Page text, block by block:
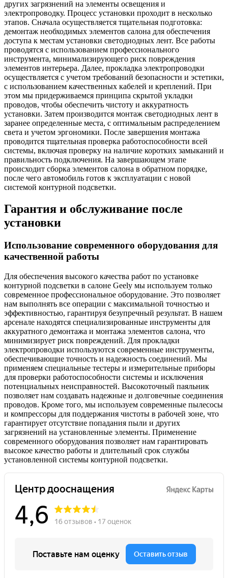
других загрязнений на элементы освещения и
электропроводку. Процесс установки проходит в несколько
этапов. Сначала осуществляется тщательная подготовка:
демонтаж необходимых элементов салона для обеспечения
доступа к местам установки светодиодных лент. Все работы
проводятся с использованием профессионального
инструмента, минимализирующего риск повреждения
элементов интерьера. Далее, прокладка электропроводки
осуществляется с учетом требований безопасности и эстетики,
с использованием качественных кабелей и креплений. При
этом мы придерживаемся принципа скрытой укладки
проводов, чтобы обеспечить чистоту и аккуратность
установки. Затем производится монтаж светодиодных лент в
заранее определенные места, с оптимальным распределением
света и учетом эргономики. После завершения монтажа
проводится тщательная проверка работоспособности всей
системы, включая проверку на наличие коротких замыканий и
правильность подключения. На завершающем этапе
происходит сборка элементов салона в обратном порядке,
после чего автомобиль готов к эксплуатации с новой
системой контурной подсветки.
Гарантия и обслуживание после
установки
Использование современного оборудования для
качественной работы
Для обеспечения высокого качества работ по установке
контурной подсветки в салоне Geely мы используем только
современное профессиональное оборудование. Это позволяет
нам выполнять все операции с максимальной точностью и
эффективностью, гарантируя безупречный результат. В нашем
арсенале находятся специализированные инструменты для
аккуратного демонтажа и монтажа элементов салона, что
минимизирует риск повреждений. Для прокладки
электропроводки используются современные инструменты,
обеспечивающие точность и надежность соединений. Мы
применяем специальные тестеры и измерительные приборы
для проверки работоспособности системы и исключения
потенциальных неисправностей. Высокоточный паяльник
позволяет нам создавать надежные и долговечные соединения
проводов. Кроме того, мы используем современные пылесосы
и компрессоры для поддержания чистоты в рабочей зоне, что
гарантирует отсутствие попадания пыли и других
загрязнений на установленные элементы. Применение
современного оборудования позволяет нам гарантировать
высокое качество работы и длительный срок службы
установленной системы контурной подсветки.